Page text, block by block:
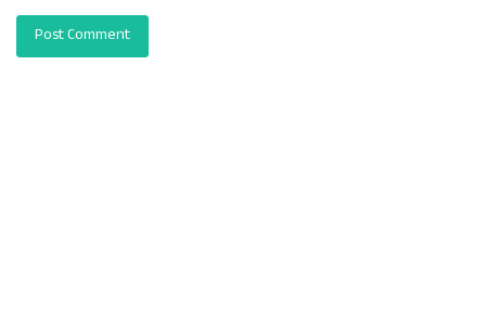
Post Comment